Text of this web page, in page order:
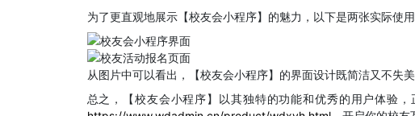
为了更直观地展示【校友会小程序】的魅力，以下是两张实际使用
从图片中可以看出，【校友会小程序】的界面设计既简洁又不失
总之，【校友会小程序】以其独特的功能和优秀的用户体验